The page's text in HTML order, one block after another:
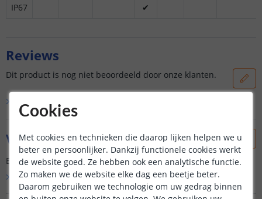
IP67
✔
Reviews
Dit product is nog niet beoordeeld door onze klanten.
Vraag & antwoord
Er is nog geen vraag gesteld over dit product.
Bekijk alle Vraag & antwoord
Cookies
Met cookies en technieken die daarop lijken helpen we u
beter en persoonlijker. Dankzij functionele cookies werkt
de website goed. Ze hebben ook een analytische functie.
Zo maken we de website elke dag een beetje beter.
Daarom gebruiken we technologie om uw gedrag binnen